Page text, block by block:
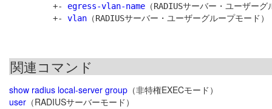
         +-
egress-vlan-name （RADIUSサーバー・ユーザー
         +-
vlan
関連コマンド
show radius local-server group （非特権EXECモード）
user （RADIUSサーバーモード）